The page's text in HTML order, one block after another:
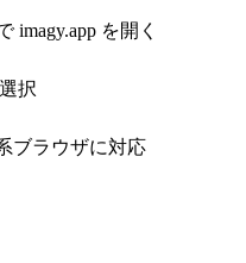
imagy.app を開く
択
ブラウザに対応